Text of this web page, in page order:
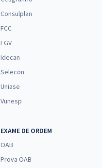
Consulplan
FCC
FGV
Idecan
Selecon
Uniase
Vunesp
EXAME DE ORDEM
OAB
Prova OAB